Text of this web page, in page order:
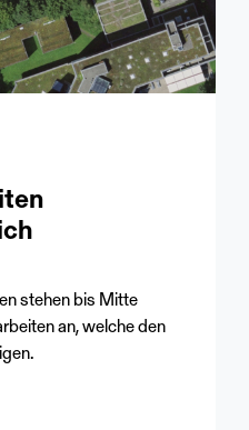
stehen bis Mitte
an, welche den